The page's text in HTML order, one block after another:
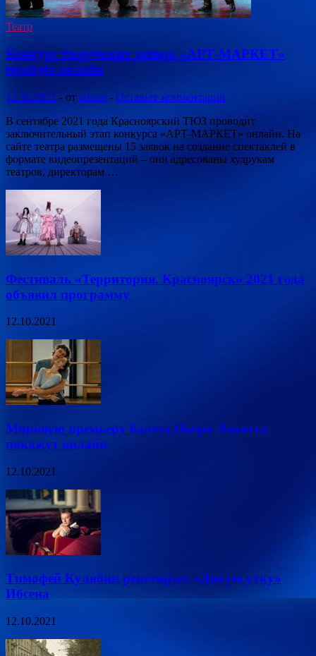
Театр
Конкурс творческих заявок «АРТ-МАРКЕТ»
пройдёт онлайн
12.10.2021 - от admin - Оставьте комментарий
В сентябре 2021 года Красноярский ТЮЗ проводит
заключительный этап конкурса «АРТ-МАРКЕТ» онлайн. На
сайте театра размещены 15 заявок на создание спектаклей в
формате видеопрезентаций – они адресованы худрукам
театров, директорам …
Фестиваль «Территория. Красноярск» 2021 года
объявил программу
12.10.2021
Мировую премьеру балета Пьера Лакотта
покажут онлайн
12.10.2021
Тимофей Кулябин репетирует «Дикую утку»
Ибсена
12.10.2021